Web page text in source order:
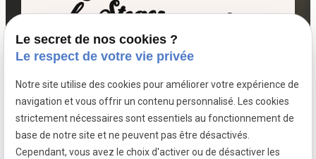
Siret :39799787500026
7 passage fleuri
- 59380 SOCX
Le secret de nos cookies ?
Le respect de votre vie privée
Notre site utilise des cookies pour améliorer votre expérience de
navigation et vous offrir un contenu personnalisé. Les cookies
strictement nécessaires sont essentiels au fonctionnement de
base de notre site et ne peuvent pas être désactivés.
Cependant, vous avez le choix d'activer ou de désactiver les